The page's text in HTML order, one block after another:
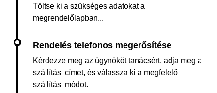
Töltse ki a szükséges adatokat a
megrendelőlapban...
Kérdezze meg az ügynököt tanácsért, adja meg a
szállítási címet, és válassza ki a megfelelő
szállítási módot.